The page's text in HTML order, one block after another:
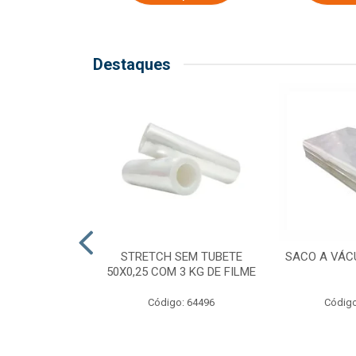
Destaques
STRETCH SEM TUBETE
50X0,25 COM 3 KG DE FILME
Código: 64496
SACO A